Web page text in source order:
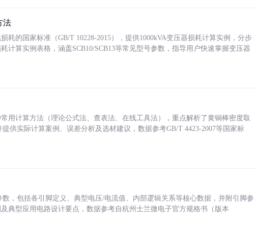
法
耗的国家标准（GB/T 10228-2015），提供1000kVA变压器损耗计算实例，分步
计算实例表格，涵盖SCB10/SCB13等常见型号参数，指导用户快速掌握变压器
用计算方法（理论公式法、查表法、在线工具法），重点解析了黄铜棒密度取
供实际计算案例、误差分析及选材建议，数据参考GB/T 4423-2007等国家标
，包括各引脚定义、典型电压/电流值、内部逻辑关系等核心数据，并附引脚参
典型应用电路设计要点，数据参考自杭州士兰微电子官方规格书（版本